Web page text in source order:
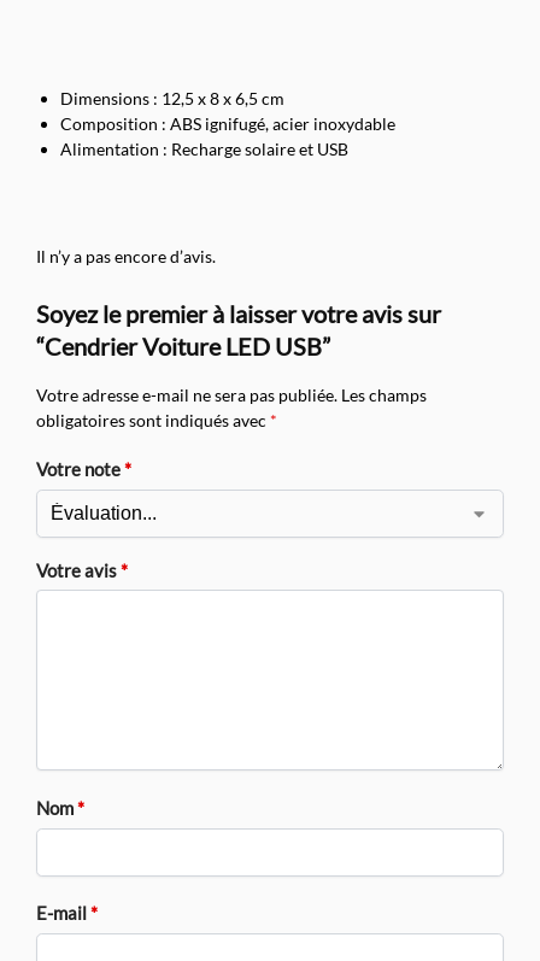
Dimensions : 12,5 x 8 x 6,5 cm
Composition : ABS ignifugé, acier inoxydable
Alimentation : Recharge solaire et USB
Il n’y a pas encore d’avis.
Soyez le premier à laisser votre avis sur
“Cendrier Voiture LED USB”
Votre adresse e-mail ne sera pas publiée. Les champs
obligatoires sont indiqués avec *
Votre note*
Votre avis*
Nom*
E-mail*